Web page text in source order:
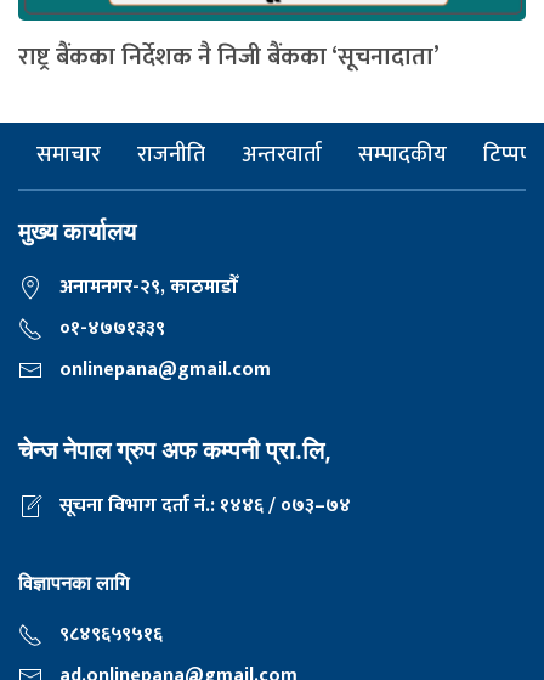
राष्ट्र बैंकका निर्देशक नै निजी बैंकका ‘सूचनादाता’
समाचार राजनीति अन्तरवार्ता सम्पादकीय टिप्पणी
मुख्य कार्यालय
अनामनगर-२९, काठमाडाैँ
०१-४७७१३३९
onlinepana@gmail.com
चेन्ज नेपाल ग्रुप अफ कम्पनी प्रा.लि,
सूचना विभाग दर्ता नं.: १४४६ / ०७३–७४
विज्ञापनका लागि
९८४९६५९५१६